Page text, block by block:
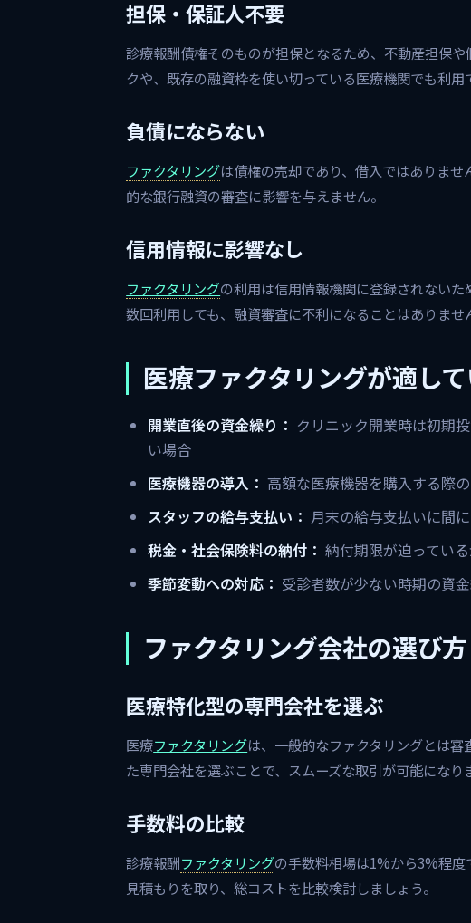
担保・保証人不要
診療報酬債権そのものが担保となるため、不動産担保
クや、既存の融資枠を使い切っている医療機関でも利用
負債にならない
ファクタリングは債権の売却であり、借入ではありま
的な銀行融資の審査に影響を与えません。
信用情報に影響なし
ファクタリングの利用は信用情報機関に登録されない
数回利用しても、融資審査に不利になることはありませ
医療ファクタリングが適し
開業直後の資金繰り： クリニック開業時は初期
い場合
医療機器の導入： 高額な医療機器を購入する際
スタッフの給与支払い： 月末の給与支払いに間
税金・社会保険料の納付： 納付期限が迫ってい
季節変動への対応： 受診者数が少ない時期の資
ファクタリング会社の選び方
医療特化型の専門会社を選ぶ
医療ファクタリングは、一般的なファクタリングとは
た専門会社を選ぶことで、スムーズな取引が可能になり
手数料の比較
診療報酬ファクタリングの手数料相場は1%から3%程度
見積もりを取り、総コストを比較検討しましょう。